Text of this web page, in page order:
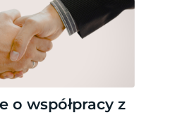
o współpracy z